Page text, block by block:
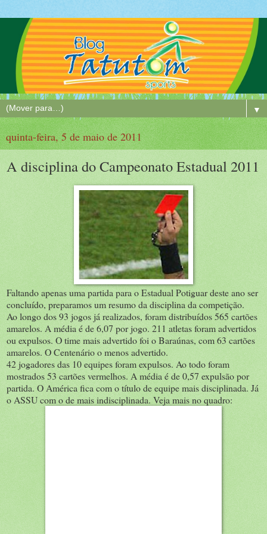
▼
quinta-feira, 5 de maio de 2011
A disciplina do Campeonato Estadual 2011
Faltando apenas uma partida para o Estadual Potiguar deste ano ser
concluído, preparamos um resumo da disciplina da competição.
Ao longo dos 93 jogos já realizados, foram distribuídos 565 cartões
amarelos. A média é de 6,07 por jogo. 211 atletas foram advertidos
ou expulsos. O time mais advertido foi o Baraúnas, com 63 cartões
amarelos. O Centenário o menos advertido.
42 jogadores das 10 equipes foram expulsos. Ao todo foram
mostrados 53 cartões vermelhos. A média é de 0,57 expulsão por
partida. O América fica com o título de equipe mais disciplinada. Já
o ASSU com o de mais indisciplinada. Veja mais no quadro: